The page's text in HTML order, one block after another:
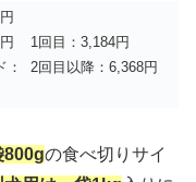
：
1回目：3,184円
2回目以降：6,368円
800gの食べ切りサイ